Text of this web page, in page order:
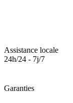
Assistance locale
24h/24 - 7j/7
Garanties